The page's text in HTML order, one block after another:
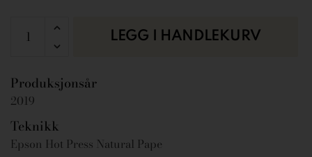
LEGG I HANDLEKURV
Produksjonsår
2019
Teknikk
Epson Hot Press Natural Pape